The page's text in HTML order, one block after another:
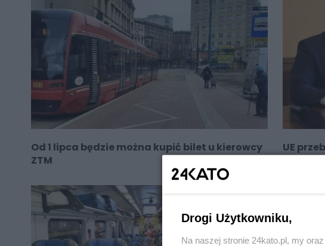
Od 1 lipca będzie można kupić bilet u kierowcy
ZTM
UE
Drogi Użytkowniku,
Na naszej stronie 24kato.pl, my